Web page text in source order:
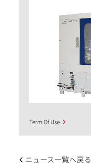
Term Of Use
ニュース一覧へ戻る